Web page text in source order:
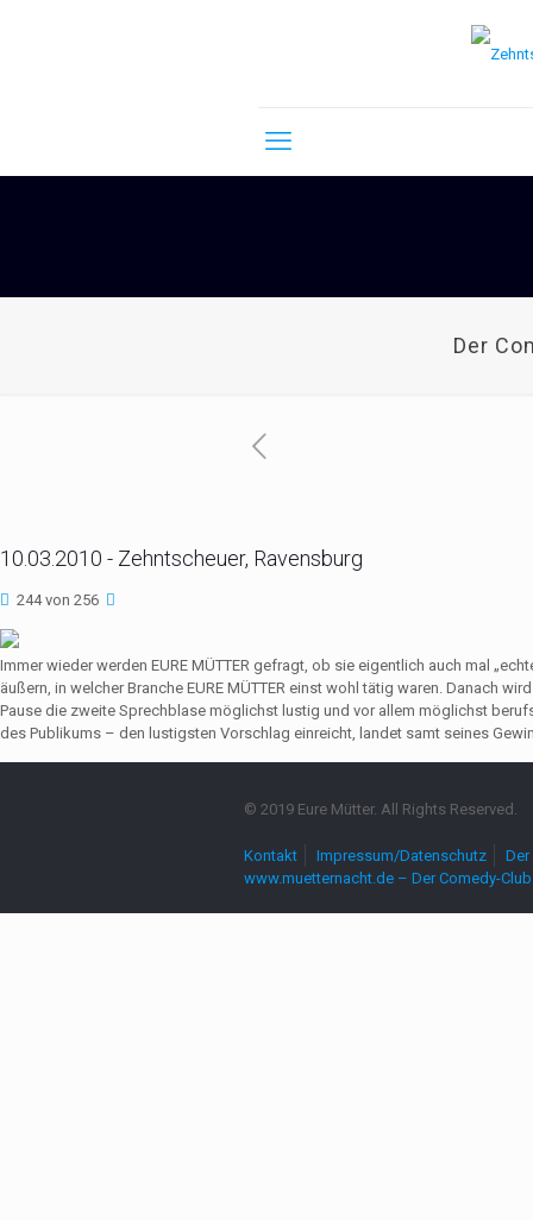
Der
10.03.2010 - Zehntscheuer, Ravensburg
244 von 256
Immer wieder werden EURE MÜTTER gefragt, ob sie eigentlich auch mal
äußern, in welcher Branche EURE MÜTTER einst wohl tätig waren. Danach
Pause die zweite Sprechblase möglichst lustig und vor allem möglichst
des Publikums – den lustigsten Vorschlag einreicht, landet samt seines
© 2019 Eure Mütter. All Rights Reserved.
Kontakt Impressum/Datenschutz
www.muetternacht.de – Der Comedy-Club